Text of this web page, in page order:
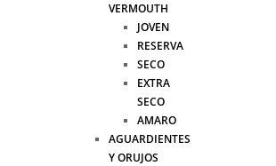
VERMOUTH
JOVEN
RESERVA
SECO
EXTRA
SECO
AMARO
AGUARDIENTES
Y ORUJOS